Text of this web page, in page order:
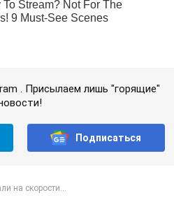
. Присылаем лишь "горящие"
Подписаться
на скорости...